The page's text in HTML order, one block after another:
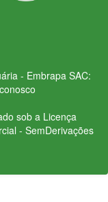
- Embrapa SAC:
sob a Licença
- SemDerivações